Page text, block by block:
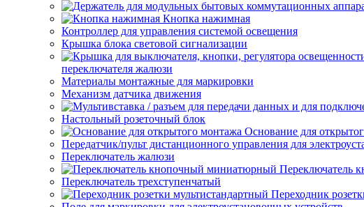
Кнопка нажимная
Контроллер для управления системой освещения
Крышка блока световой сигнализации
переключателя жалюзи
Материалы монтажные для маркировки
Механизм датчика движения
Настольный розеточный блок
Основание для
Передатчик/пульт дистанционного управления для
Переключатель жалюзи
Переключатель
Переключатель трехступенчатый
Переходник